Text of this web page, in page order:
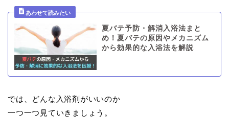
夏バテ予防・解消入浴法まと
め！夏バテの原因やメカニズム
から効果的な入浴法を解説
では、どんな入浴剤がいいのか
一つ一つ見ていきましょう。